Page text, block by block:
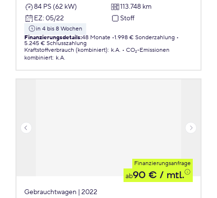
84 PS (62 kW)
113.748 km
EZ: 05/22 Stoff
in 4 bis 8 Wochen
Finanzierungsdetails:48 Monate 1.998 € Sonderzahlung
5.245 € Schlusszahlung
Kraftstoffverbrauch (kombiniert): k.A.
CO₂-Emissionen
kombiniert: k.A.
Finanzierungsanfrage
ab90 € / mtl.
Gebrauchtwagen | 2022